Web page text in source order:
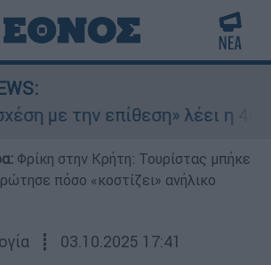
την επίθεση» λέει η
Φρίκη στην Κρήτη: Τουρίστας μπήκε
πόσο «κοστίζει» ανήλικο
┋ 03.10.2025 17:41